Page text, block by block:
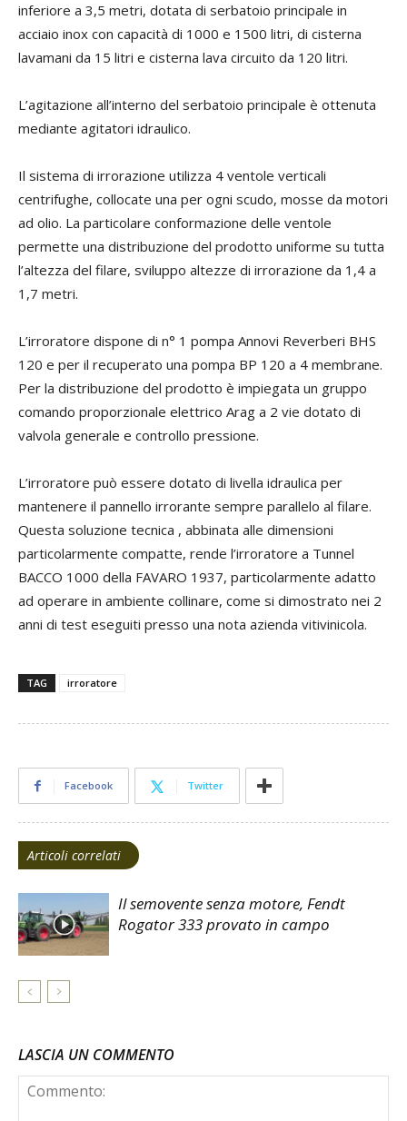
inferiore a 3,5 metri, dotata di serbatoio principale in
acciaio inox con capacità di 1000 e 1500 litri, di cisterna
lavamani da 15 litri e cisterna lava circuito da 120 litri.
L’agitazione all’interno del serbatoio principale è ottenuta
mediante agitatori idraulico.
Il sistema di irrorazione utilizza 4 ventole verticali
centrifughe, collocate una per ogni scudo, mosse da motori
ad olio. La particolare conformazione delle ventole
permette una distribuzione del prodotto uniforme su tutta
l’altezza del filare, sviluppo altezze di irrorazione da 1,4 a
1,7 metri.
L’irroratore dispone di n° 1 pompa Annovi Reverberi BHS
120 e per il recuperato una pompa BP 120 a 4 membrane.
Per la distribuzione del prodotto è impiegata un gruppo
comando proporzionale elettrico Arag a 2 vie dotato di
valvola generale e controllo pressione.
L’irroratore può essere dotato di livella idraulica per
mantenere il pannello irrorante sempre parallelo al filare.
Questa soluzione tecnica , abbinata alle dimensioni
particolarmente compatte, rende l’irroratore a Tunnel
BACCO 1000 della FAVARO 1937, particolarmente adatto
ad operare in ambiente collinare, come si dimostrato nei 2
anni di test eseguiti presso una nota azienda vitivinicola.
TAG irroratore
Facebook Twitter
Articoli correlati
Il semovente senza motore, Fendt
Rogator 333 provato in campo
LASCIA UN COMMENTO